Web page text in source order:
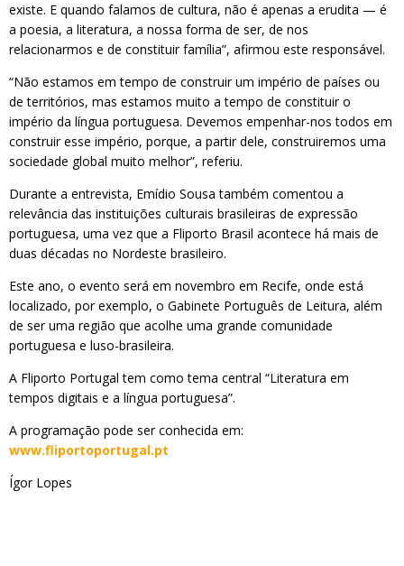
existe. E quando falamos de cultura, não é apenas a erudita — é
a poesia, a literatura, a nossa forma de ser, de nos
relacionarmos e de constituir família”, afirmou este responsável.
“Não estamos em tempo de construir um império de países ou
de territórios, mas estamos muito a tempo de constituir o
império da língua portuguesa. Devemos empenhar-nos todos em
construir esse império, porque, a partir dele, construiremos uma
sociedade global muito melhor”, referiu.
Durante a entrevista, Emídio Sousa também comentou a
relevância das instituições culturais brasileiras de expressão
portuguesa, uma vez que a Fliporto Brasil acontece há mais de
duas décadas no Nordeste brasileiro.
Este ano, o evento será em novembro em Recife, onde está
localizado, por exemplo, o Gabinete Português de Leitura, além
de ser uma região que acolhe uma grande comunidade
portuguesa e luso-brasileira.
A Fliporto Portugal tem como tema central “Literatura em
tempos digitais e a língua portuguesa”.
A programação pode ser conhecida em:
www.fliportoportugal.pt
Ígor Lopes